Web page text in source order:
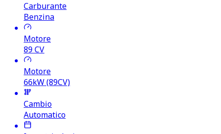
Carburante
Benzina
Motore
89CV
Motore
66kW (89CV)
Cambio
Automatico